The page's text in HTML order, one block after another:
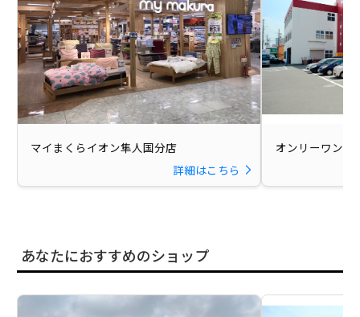
マイまくらイオン隼人国分店
詳細はこちら
オンリーワン与
あなたにおすすめのショップ